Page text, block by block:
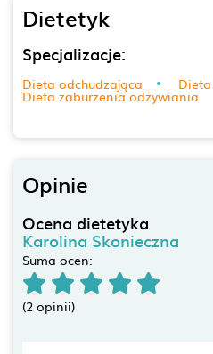
Dietetyk
Specjalizacje:
Dieta odchudzająca
Dieta zaburzenia odżywiania
Opinie
Ocena dietetyka
Karolina Skonieczna
Suma ocen:
(2 opinii)